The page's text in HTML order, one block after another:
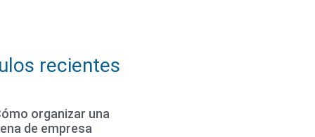
recientes
organizar una
de empresa